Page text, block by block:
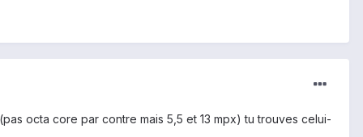
octa core par contre mais 5,5 et 13 mpx) tu trouves celui-